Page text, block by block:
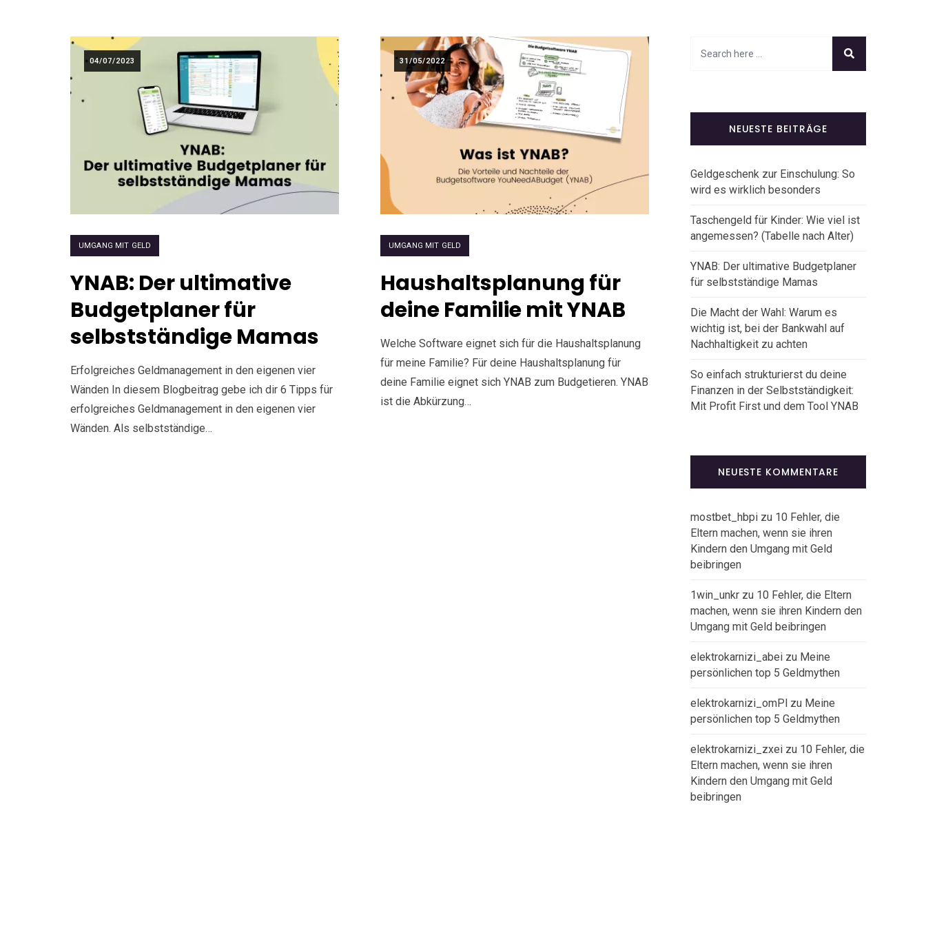
04/07/2023
UMGANG MIT GELD
YNAB: Der ultimative
Budgetplaner für
selbstständige Mamas
Erfolgreiches Geldmanagement in den eigenen vier
Wänden In diesem Blogbeitrag gebe ich dir 6 Tipps für
erfolgreiches Geldmanagement in den eigenen vier
Wänden. Als selbstständige…
31/05/2022
UMGANG MIT GELD
Haushaltsplanung für
deine Familie mit YNAB
Welche Software eignet sich für die Haushaltsplanung
für meine Familie? Für deine Haushaltsplanung für
deine Familie eignet sich YNAB zum Budgetieren. YNAB
ist die Abkürzung…
NEUESTE BEITRÄGE
Geldgeschenk zur Einschulung: So
wird es wirklich besonders
Taschengeld für Kinder: Wie viel ist
angemessen? (Tabelle nach Alter)
YNAB: Der ultimative Budgetplaner
für selbstständige Mamas
Die Macht der Wahl: Warum es
wichtig ist, bei der Bankwahl auf
Nachhaltigkeit zu achten
So einfach strukturierst du deine
Finanzen in der Selbstständigkeit:
Mit Profit First und dem Tool YNAB
NEUESTE KOMMENTARE
mostbet_hbpi zu 10 Fehler, die
Eltern machen, wenn sie ihren
Kindern den Umgang mit Geld
beibringen
1win_unkr zu 10 Fehler, die Eltern
machen, wenn sie ihren Kindern den
Umgang mit Geld beibringen
elektrokarnizi_abei zu Meine
persönlichen top 5 Geldmythen
elektrokarnizi_omPl zu Meine
persönlichen top 5 Geldmythen
elektrokarnizi_zxei zu 10 Fehler, die
Eltern machen, wenn sie ihren
Kindern den Umgang mit Geld
beibringen